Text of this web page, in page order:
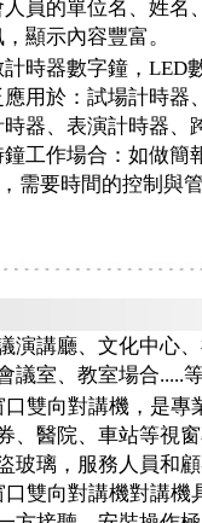
員的單位名、姓名
顯示內容豐富。
時器數字鐘，LED
用於：試場計時器
器、表演計時器、
工作場合：如做簡
需要時間的控制與
演講廳、文化中心
議室、教室場合.....
口雙向對講機，是專
、醫院、車站等視
玻璃，服務人員和
口雙向對講機對講機